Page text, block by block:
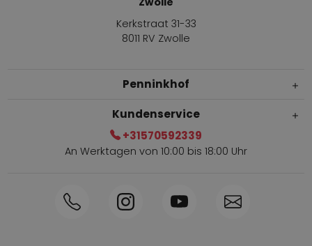
Kerkstraat 31-33
8011 RV Zwolle
Penninkhof
Innerhalb von 1-3 Tagen geliefert
Kundenservice
+31570592339
An Werktagen von 10:00 bis 18:00 Uhr